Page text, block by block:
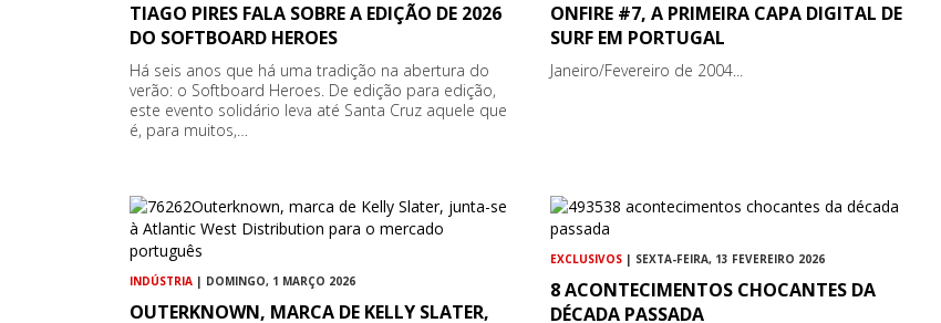
TIAGO PIRES FALA SOBRE A EDIÇÃO DE 2026
DO SOFTBOARD HEROES
Há seis anos que há uma tradição na abertura do
verão: o Softboard Heroes. De edição para edição,
este evento solidário leva até Santa Cruz aquele que
é, para muitos,…
ONFIRE #7, A PRIMEIRA CAPA DIGITAL DE
SURF EM PORTUGAL
Janeiro/Fevereiro de 2004...
INDÚSTRIA | DOMINGO, 1 MARÇO 2026
OUTERKNOWN, MARCA DE KELLY SLATER,
EXCLUSIVOS | SEXTA-FEIRA, 13 FEVEREIRO 2026
8 ACONTECIMENTOS CHOCANTES DA
DÉCADA PASSADA